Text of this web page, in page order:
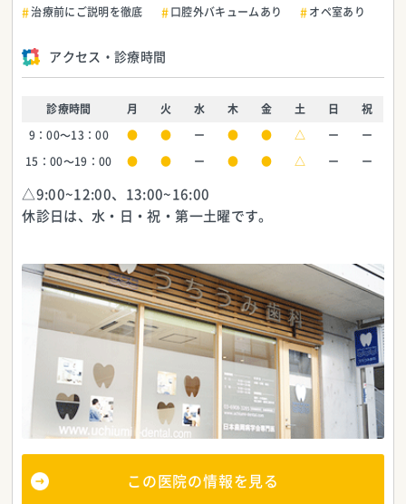
この医院の情報を見る
治療前にご説明を徹底
口腔外バキュームあり オペ室あり
アクセス・診療時間
診療時間 月 火 水 木 金 土 日 祝
9：00～13：00 ● ● ー ● ● △ ー ー
15：00～19：00 ● ● ー ● ● △ ー ー
△9:00~12:00、13:00~16:00
休診日は、水・日・祝・第一土曜です。